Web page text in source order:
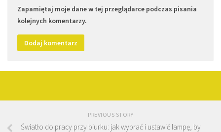
Zapamiętaj moje dane w tej przeglądarce podczas pisania
kolejnych komentarzy.
PREVIOUS STORY
Światło do pracy przy biurku: jak wybrać i ustawić lampę, by